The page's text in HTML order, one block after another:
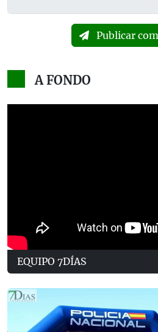
Publicar
A FONDO
EQUIPO 7DÍAS